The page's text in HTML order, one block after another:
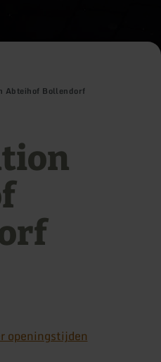
Abteihof Bollendorf
openingstijden